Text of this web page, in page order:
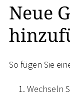
Neue
So fügen Sie
Wechseln